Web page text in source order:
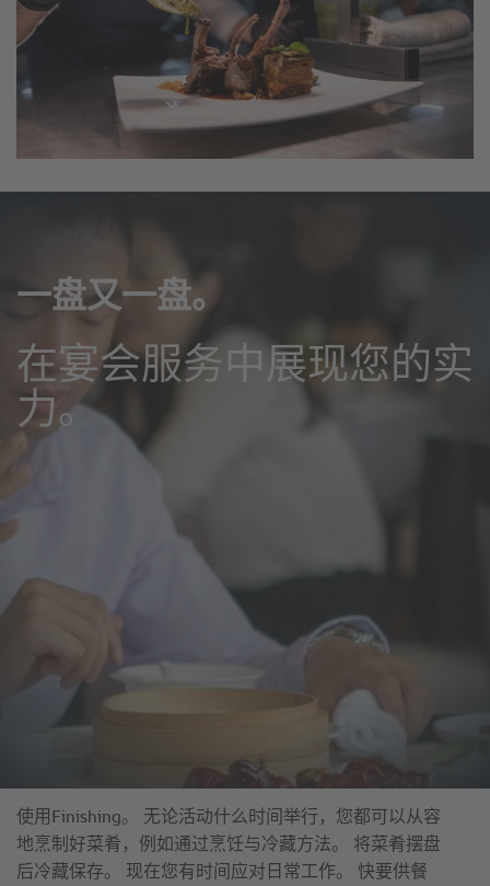
使用Finishing。 无论活动什么时间举行，您都可以从容
地烹制好菜肴，例如通过烹饪与冷藏方法。 将菜肴摆盘
后冷藏保存。 现在您有时间应对日常工作。 快要供餐